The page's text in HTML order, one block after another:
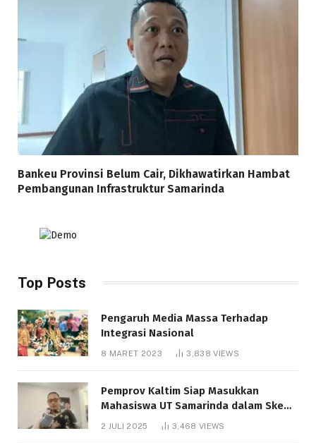
Bankeu Provinsi Belum Cair, Dikhawatirkan Hambat
Pembangunan Infrastruktur Samarinda
Top Posts
Pengaruh Media Massa Terhadap
Integrasi Nasional
8 MARET 2023 3,838VIEWS
Pemprov Kaltim Siap Masukkan
Mahasiswa UT Samarinda dalam Skema
Bantuan Pendidikan Gratispol
2 JULI 2025 3,468 VIEWS